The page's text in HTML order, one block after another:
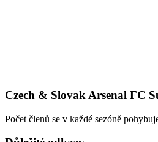
Czech & Slovak Arsenal FC
Počet členů se v každé sezóně